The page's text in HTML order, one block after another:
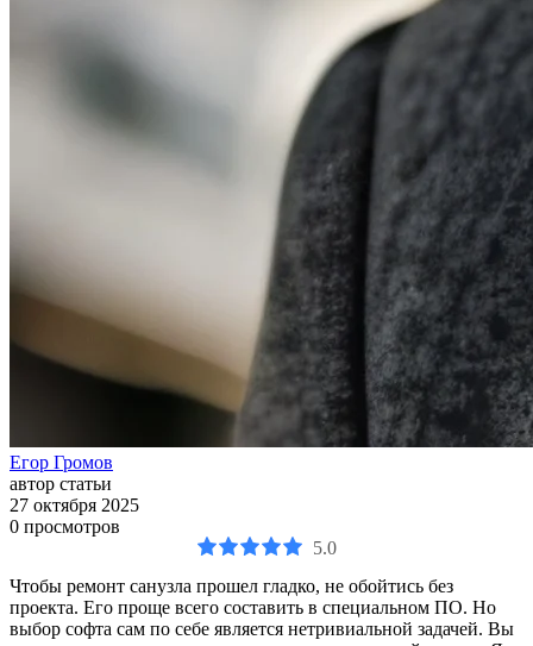
Егор Громов
автор статьи
27 октября 2025
0 просмотров
5.0
Чтобы ремонт санузла прошел гладко, не обойтись без
проекта. Его проще всего составить в специальном ПО. Но
выбор софта сам по себе является нетривиальной задачей. Вы